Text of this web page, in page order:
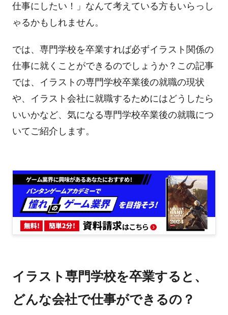
仕事にしたい！」なんて考えている方もいらっし
ゃるかもしれません。
では、専門学校を卒業すれば必ずイラスト関係の
仕事に就くことができるのでしょうか？この記事
では、イラストの専門学校卒業後の就職の現状
や、イラスト会社に就職するためにはどうしたら
いいかなど、気になる専門学校卒業後の就職につ
いてご紹介します。
イラスト専門学校を卒業すると、
どんな会社で仕事ができるの？